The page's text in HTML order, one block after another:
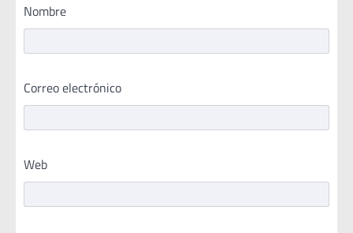
Nombre
Correo electrónico
Web